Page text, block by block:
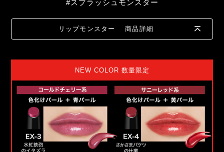
#スプラッシュモンスター
リップモンスター 商品詳細
NEW COLOR 数量限定